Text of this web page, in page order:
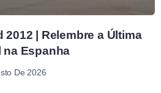
2012 | Relembre a Última
na Espanha
De 2026